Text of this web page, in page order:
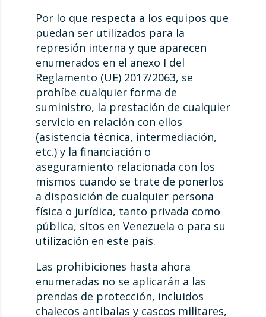
Por lo que respecta a los equipos que
puedan ser utilizados para la
represión interna y que aparecen
enumerados en el anexo I del
Reglamento (UE) 2017/2063, se
prohíbe cualquier forma de
suministro, la prestación de cualquier
servicio en relación con ellos
(asistencia técnica, intermediación,
etc.) y la financiación o
aseguramiento relacionada con los
mismos cuando se trate de ponerlos
a disposición de cualquier persona
física o jurídica, tanto privada como
pública, sitos en Venezuela o para su
utilización en este país.
Las prohibiciones hasta ahora
enumeradas no se aplicarán a las
prendas de protección, incluidos
chalecos antibalas y cascos militares,